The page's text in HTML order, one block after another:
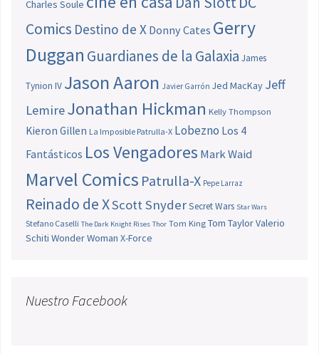
Charles Soule
Comics Destino de X Donny Cates Gerry
Duggan Guardianes de la Galaxia James
Tynion IV Jason Aaron Javier Garrón Jed MacKay Jeff
LemireJonathan Hickman Kelly Thompson
Kieron Gillen La Imposible Patrulla-X Lobezno Los 4
Fantásticos Los Vengadores Mark Waid
Marvel Comics Patrulla-X Pepe Larraz
Reinado de XScott SnyderSecret Wars Star Wars
Stefano Caselli The Dark Knight Rises Thor Tom King Tom TaylorValerio
Schiti Wonder Woman X-Force
Nuestro Facebook